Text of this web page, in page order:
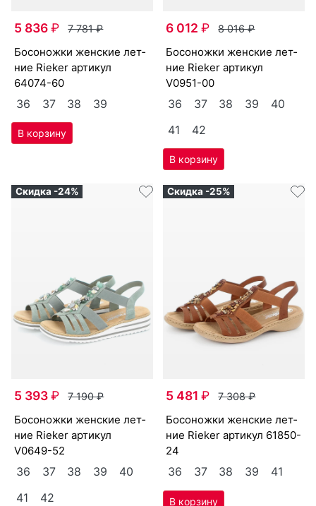
5 836₽ 7 781₽
бо­сонож­ки женс­кие лет­
ние Ri­eker артикул
64074-60
36 37 38 39
6 012₽ 8 016₽
бо­сонож­ки женс­кие лет­
ние Ri­eker артикул
V0951-00
36 37 38 39
40
41
42
Скидка -24%
5 393₽ 7 190₽
бо­сонож­ки женс­кие лет­
ние Ri­eker артикул
V0649-52
36 37 38 39
40
41
42
Скидка -25%
5 481₽ 7 308₽
бо­сонож­ки женс­кие лет­
ние Ri­eker артикул 61850-
24
36 37 38 39 41